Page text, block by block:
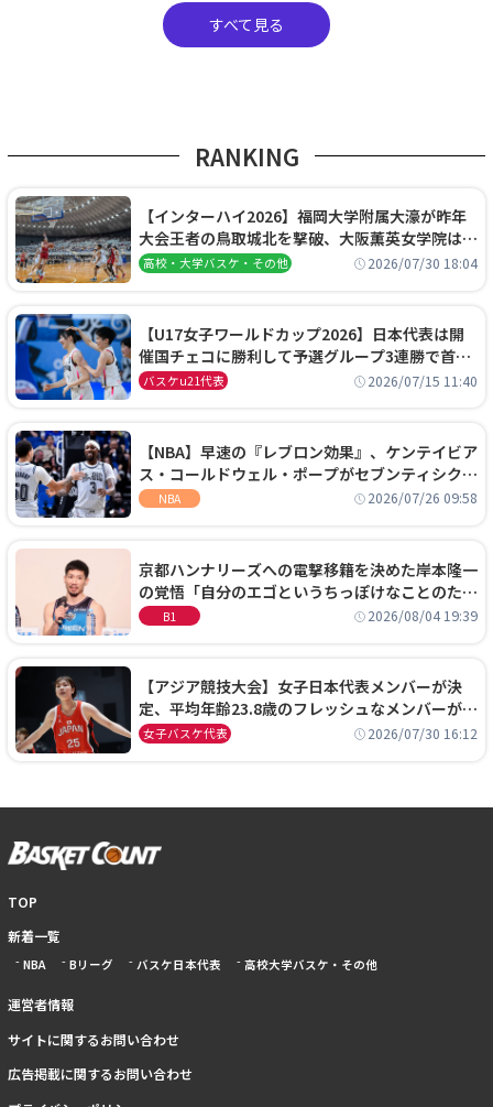
すべて見る
RANKING
【インターハイ2026】福岡大学附属大濠が昨年
大会王者の鳥取城北を撃破、大阪薫英女学院は岐
阜女子に完勝、大会3日目試合結果
高校・大学バスケ・その他 2026/07/30 18:04
【U17女子ワールドカップ2026】日本代表は開
催国チェコに勝利して予選グループ3連勝で首位
通過！準々決勝の相手はエジプトに決定
バスケu21代表 2026/07/15 11:40
【NBA】早速の『レブロン効果』、ケンテイビア
ス・コールドウェル・ポープがセブンティシクサ
ーズに1年契約で加入
NBA 2026/07/26 09:58
京都ハンナリーズへの電撃移籍を決めた岸本隆一
の覚悟「自分のエゴというちっぽけなことのため
に、京都に来たわけではない」
B1 2026/08/04 19:39
【アジア競技大会】女子日本代表メンバーが決
定、平均年齢23.8歳のフレッシュなメンバーが日
本開催の大舞台で頂点を狙う
女子バスケ代表 2026/07/30 16:12
TOP
新着一覧
NBA Bリーグ バスケ日本代表 高校大学バスケ・その他
運営者情報
サイトに関するお問い合わせ
広告掲載に関するお問い合わせ